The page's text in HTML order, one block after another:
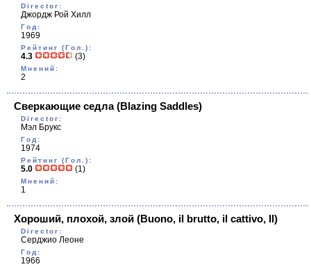
Director:
Джордж Рой Хилл
Год:
1969
Рейтинг (Гол.):
4.3 (3)
Мнений:
2
Сверкающие седла(Blazing Saddles)
Director:
Мэл Брукс
Год:
1974
Рейтинг (Гол.):
5.0 (1)
Мнений:
1
Хороший, плохой, злой (Buono, il brutto, il cattivo, Il)
Director:
Серджио Леоне
Год:
1966